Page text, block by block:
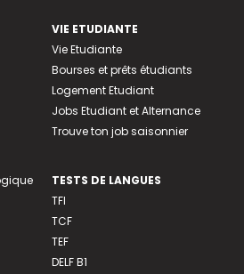
VIE ETUDIANTE
Vie Etudiante
Bourses et prêts étudiants
Logement Etudiant
Jobs Etudiant et Alternance
Trouve ton job saisonnier
TESTS DE LANGUES
TFI
TCF
TEF
DELF B1